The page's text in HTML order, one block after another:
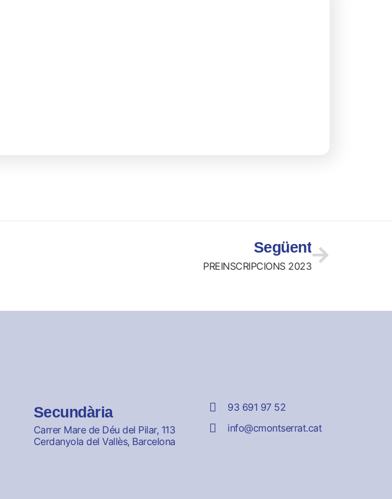
Següent
PREINSCRIPCIONS 2023
Secundària
Carrer Mare de Déu del Pilar, 113
Cerdanyola del Vallès, Barcelona
93 691 97 52
info@cmontserrat.cat